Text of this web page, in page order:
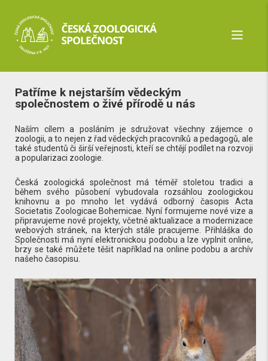
Patříme k nejstarším vědeckým
společnostem o živé přírodě u nás
Naším cílem a posláním je sdružovat všechny zájemce o
zoologii, a to nejen z řad vědeckých pracovníků a pedagogů, ale
také studentů či širší veřejnosti, kteří se chtějí podílet na rozvoji
a popularizaci zoologie.
Česká zoologická společnost má téměř stoletou tradici a
během svého působení vybudovala rozsáhlou zoologickou
knihovnu a po mnoho let vydává odborný časopis Acta
Societatis Zoologicae Bohemicae. Nyní formujeme nové vize a
připravujeme nové projekty, včetně aktualizace a modernizace
webových stránek, na kterých stále pracujeme. Přihláška do
Společnosti má nyní elektronickou podobu a lze vyplnit online,
brzy se také můžete těšit například na online podobu a archív
našeho časopisu.